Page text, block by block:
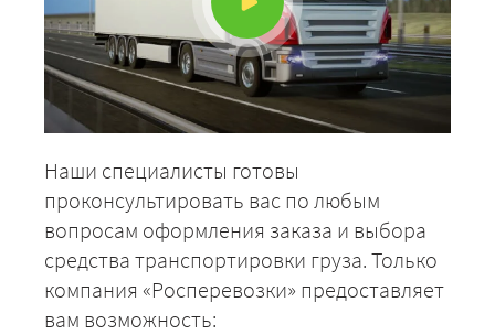
Наши специалисты готовы
проконсультировать вас по любым
вопросам оформления заказа и выбора
средства транспортировки груза. Только
компания «Росперевозки» предоставляет
вам возможность: